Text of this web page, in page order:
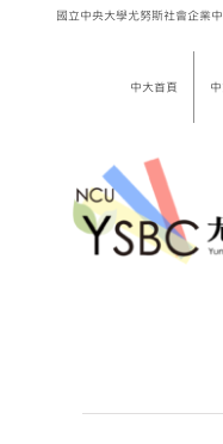
國立中央大學尤努斯社會企業
中大首頁